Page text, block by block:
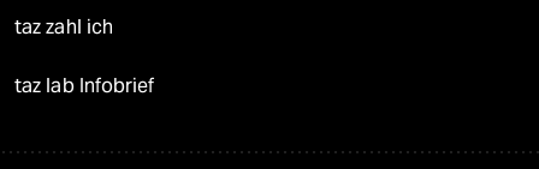
taz zahl ich
taz lab Infobrief